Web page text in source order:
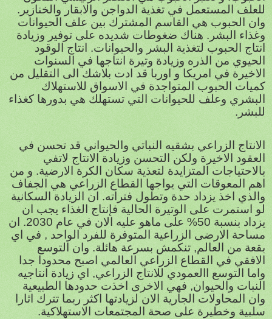
للعلف المستعمل في تغذية الدواجن والابقار والخنازير.
وان الحبوب هي القاسم المشترك بين علف الحيوانات
وغذاء البشر. هناك ضغوطات شديده على توفير وزيادة
انتاج الحبوب لتغذية البشر والحيوانات. انتاج الوقود
الحيوي من الذره وزيادة وتيرة انتاجها في السنوات
الاخيرة في امريكا و اوربا قد ادت بلاشك الى التقليل من
كميات الحبوب المتواجدة في الاسواق للاستهلاك
البشري وعلف للحيوانات التي تستهلك هي بدورها كغذاء
للبشر.
الانتاج الزراعي بشقيه النباتي والحيواني قد تحسن في
العقود الاخيرة ولكن التحسن وزيادة الانتاج لاتفي
بالاحتياجات المتزايدة لتعذية سكان الكرة الارضية. و من
اهم المعوقات التي يواجها القطاع الزراعي هي الجفاف
والذي اخذ يزداد حدة وتطول فتراته. ان الزيادة السكانية
لو استمرت على الوتيرة الحالية فإنتاج الغذاء يجب ان
يزداد بنسبة 50% على ماهو عليه الان في عام 2030. ان
مساحة الارضى الزراعية المتوفرة للفرد الواحد , في اي
بقعة من العالم, تنكمش بسرعة هائلة. وان التوسع
الافقي في القطاع الزراعي العالمي اصبح محدودا جدا
واما التوسع االعمودي للانتاج الزراعي, اي زيادة انتاجيه
النبات والحيوان, فهي الاخرى اخذت حدودها الطبيعية
وان المحاولات الجارية الان لزيادتها اكثر ربما تترك اثارا
سلبية وخطيرة على صحة المجتمعات الاستهلاكية.